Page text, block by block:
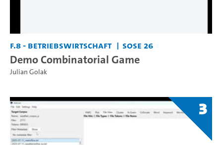
F.8 - Betriebswirtschaft SoSe 26
Demo Combinatorial Game
Julian Golak
3